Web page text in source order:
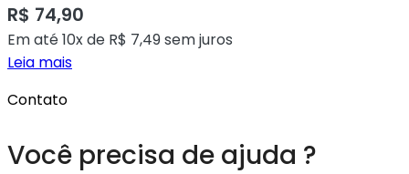
R$ 74,90
Em até 10x de R$ 7,49sem juros
Leia mais
Contato
Você precisa de ajuda ?